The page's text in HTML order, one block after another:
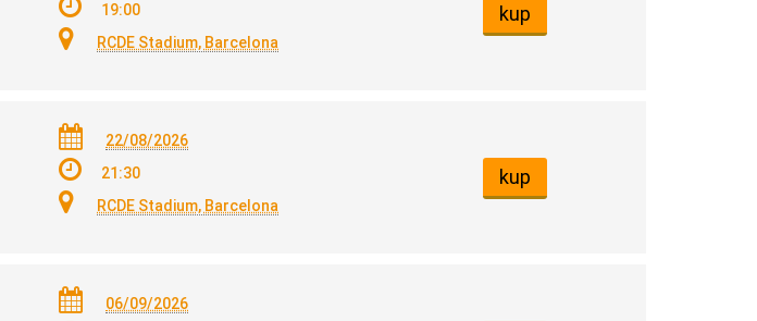
19:00
RCDE Stadium, Barcelona
kup
22/08/2026
21:30
RCDE Stadium, Barcelona
kup
06/09/2026